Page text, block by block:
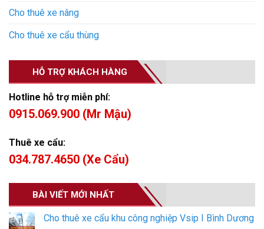
Cho thuê xe nâng
Cho thuê xe cẩu thùng
HỖ TRỢ KHÁCH HÀNG
Hotline hỗ trợ miễn phí:
0915.069.900 (Mr Mậu)
Thuê xe cẩu:
034.787.4650 (Xe Cẩu)
BÀI VIẾT MỚI NHẤT
Cho thuê xe cẩu khu công nghiệp Vsip I Bình Dương